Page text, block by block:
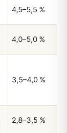
4,5–5,5 %
4,0–5,0 %
3,5–4,0 %
2,8–3,5 %